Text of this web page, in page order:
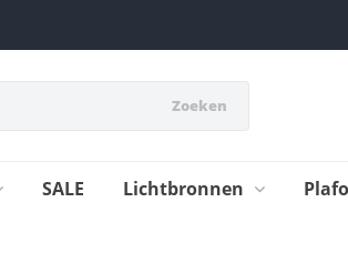
Zoeken
SALE Lichtbronnen